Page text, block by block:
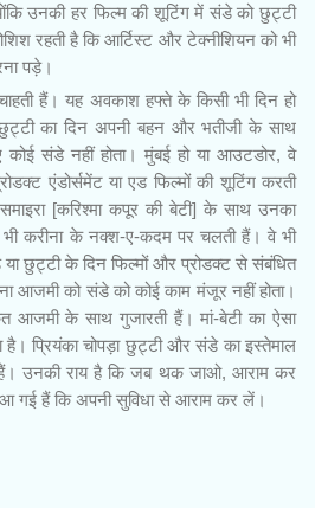
उनकी हर फिल्म की शूटिंग में संडे को छुट्टी
रहती है कि आर्टिस्ट और टेक्नीशियन को भी
पड़े।
चाहती हैं। यह अवकाश हफ्ते के किसी भी दिन हो
का दिन अपनी बहन और भतीजी के साथ
कोई संडे नहीं होता। मुंबई हो या आउटडोर, वे
एंडोर्समेंट या एड फिल्मों की शूटिंग करती
[करिश्मा कपूर की बेटी] के साथ उनका
करीना के नक्श-ए-कदम पर चलती हैं। वे भी
या छुट्टी के दिन फिल्मों और प्रोडक्ट से संबंधित
आजमी को संडे को कोई काम मंजूर नहीं होता।
आजमी के साथ गुजारती हैं। मां-बेटी का ऐसा
है। प्रियंका चोपड़ा छुट्टी और संडे का इस्तेमाल
उनकी राय है कि जब थक जाओ, आराम कर
गई हैं कि अपनी सुविधा से आराम कर लें।